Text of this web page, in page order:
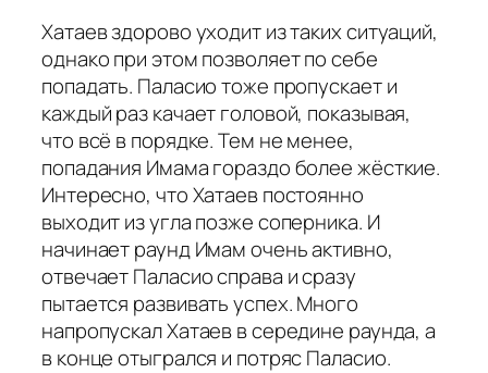
Хатаев здорово уходит из таких ситуаций,
однако при этом позволяет по себе
попадать. Паласио тоже пропускает и
каждый раз качает головой, показывая,
что всё в порядке. Тем не менее,
попадания Имама гораздо более жёсткие.
Интересно, что Хатаев постоянно
выходит из угла позже соперника. И
начинает раунд Имам очень активно,
отвечает Паласио справа и сразу
пытается развивать успех. Много
напропускал Хатаев в середине раунда, а
в конце отыгрался и потряс Паласио.